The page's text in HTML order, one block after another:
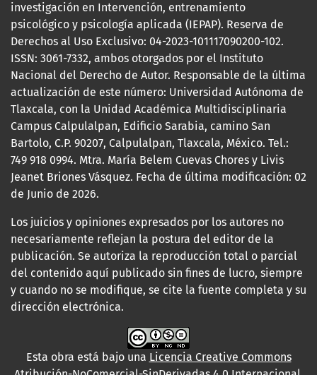
investigación en Intervención, entrenamiento
psicológico y psicología aplicada (IEPAP). Reserva de
Derechos al Uso Exclusivo: 04-2023-101117090200-102.
ISSN: 3061-7332, ambos otorgados por el Instituto
Nacional del Derecho de Autor. Responsable de la última
actualización de este número: Universidad Autónoma de
Tlaxcala, con la Unidad Académica Multidisciplinaria
Campus Calpulalpan, Edificio Sarabia, camino San
Bartolo, C.P. 90207, Calpulalpan, Tlaxcala, México. Tel.:
749 918 0994. Mtra. María Belem Cuevas Chores y Livis
Jeanet Briones Vásquez. Fecha de última modificación: 02
de Junio de 2026.
Los juicios y opiniones expresados por los autores no
necesariamente reflejan la postura del editor de la
publicación. Se autoriza la reproducción total o parcial
del contenido aquí publicado sin fines de lucro, siempre
y cuando no se modifique, se cite la fuente completa y su
dirección electrónica.
Esta obra está bajo una Licencia Creative Commons